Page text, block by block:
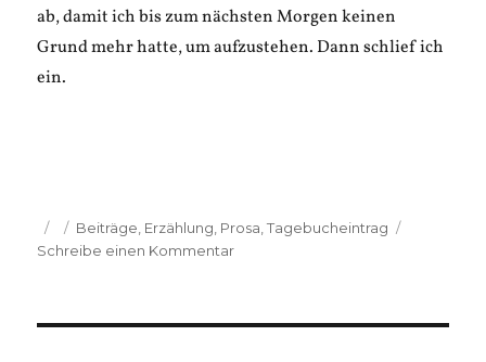
ab, damit ich bis zum nächsten Morgen keinen
Grund mehr hatte, um aufzustehen. Dann schlief ich
ein.
Veröffentlicht
am
Kategorien
Beiträge Erzählung Prosa ,Tagebucheintrag
Schreibe einen Kommentarzu